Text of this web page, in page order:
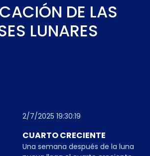
DE LAS
LUNARES
2/7/2025 19:30:19
CUARTO CRECIENTE
Una semana después de la luna